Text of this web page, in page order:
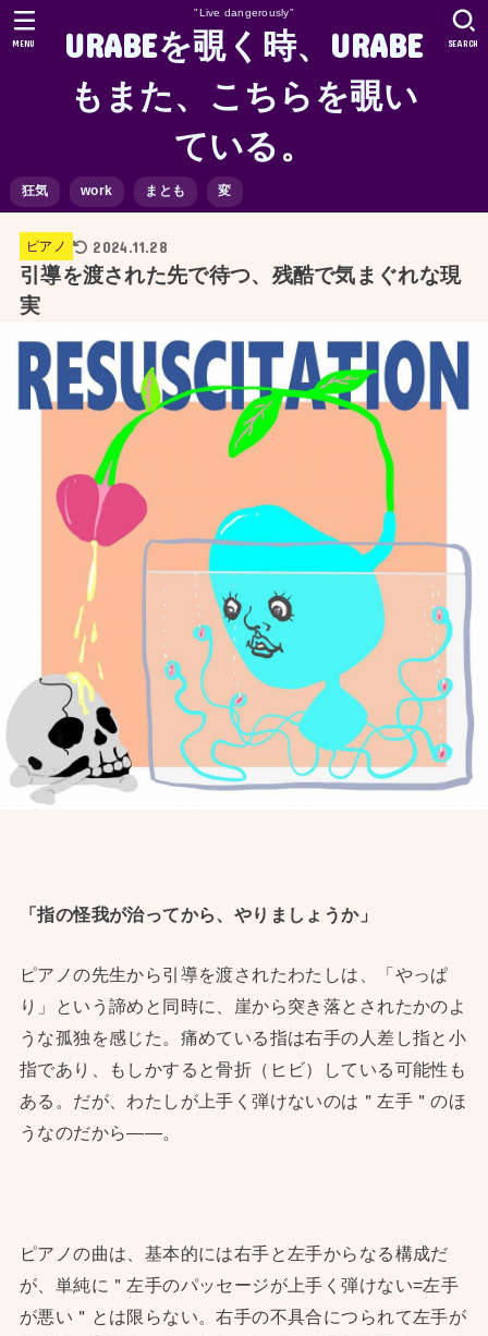
"Live dangerously"
URABEを覗く時、URABE
もまた、こちらを覗い
ている。
狂気 work まとも 変
SEARCH
MENU
ピアノ 2024.11.28
引導を渡された先で待つ、残酷で気まぐれな現
実
「指の怪我が治ってから、やりましょうか」
ピアノの先生から引導を渡されたわたしは、「やっぱ
り」という諦めと同時に、崖から突き落とされたかのよ
うな孤独を感じた。痛めている指は右手の人差し指と小
指であり、もしかすると骨折（ヒビ）している可能性も
ある。だが、わたしが上手く弾けないのは＂左手＂のほ
うなのだから——。
ピアノの曲は、基本的には右手と左手からなる構成だ
が、単純に＂左手のパッセージが上手く弾けない=左手
が悪い＂とは限らない。右手の不具合につられて左手が